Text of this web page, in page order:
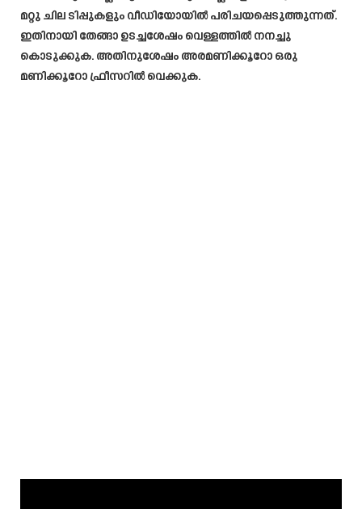
മറ്റു ചില ടിപ്പുകളും വീഡിയോയിൽ പരിചയപ്പെടുത്തുന്നത്.
ഇതിനായി തേങ്ങാ ഉടച്ചശേഷം വെള്ളത്തിൽ നനച്ചു
കൊടുക്കുക. അതിനുശേഷം അരമണിക്കൂറോ ഒരു
മണിക്കൂറോ ഫ്രീസറിൽ വെക്കുക.